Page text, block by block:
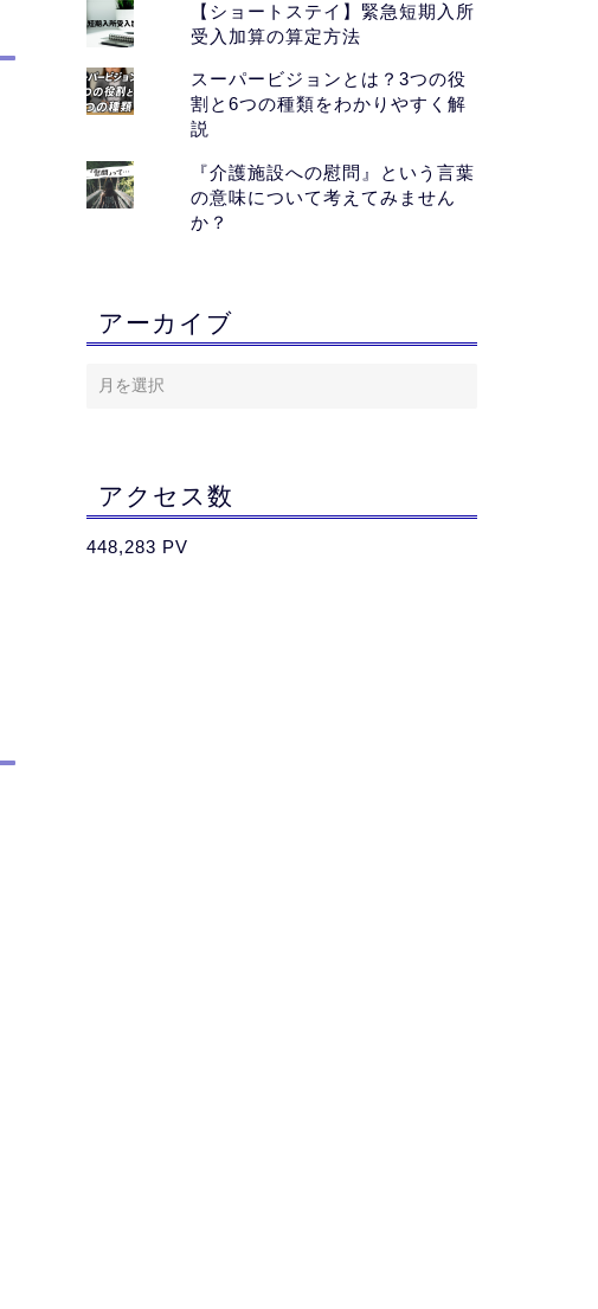
【ショートステイ】緊急短期入所
受入加算の算定方法
スーパービジョンとは？3つの役
割と6つの種類をわかりやすく解
説
『介護施設への慰問』という言葉
の意味について考えてみません
か？
アーカイブ
アクセス数
448,283 PV